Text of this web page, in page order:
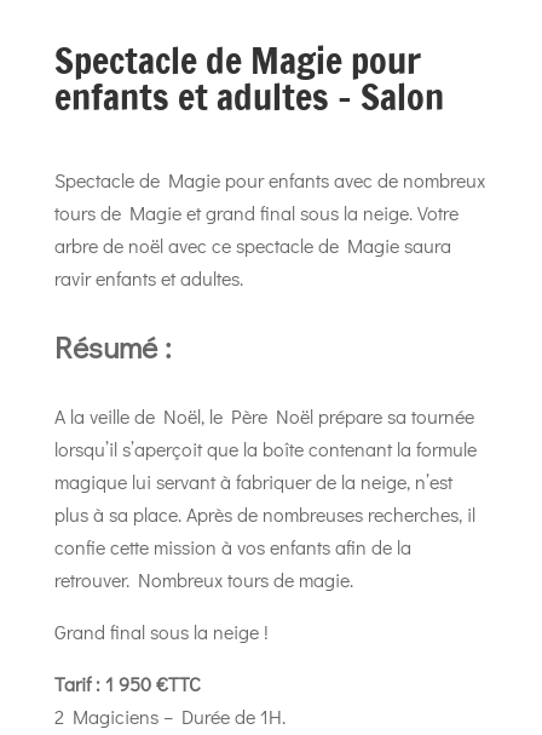
Spectacle de Magie pour
enfants et adultes – Salon
Spectacle de Magie pour enfants avec de nombreux
tours de Magie et grand final sous la neige. Votre
arbre de noël avec ce spectacle de Magie saura
ravir enfants et adultes.
Résumé :
A la veille de Noël, le Père Noël prépare sa tournée
lorsqu’il s’aperçoit que la boîte contenant la formule
magique lui servant à fabriquer de la neige, n’est
plus à sa place. Après de nombreuses recherches, il
confie cette mission à vos enfants afin de la
retrouver. Nombreux tours de magie.
Grand final sous la neige !
Tarif : 1 950 €TTC
2 Magiciens – Durée de 1H.